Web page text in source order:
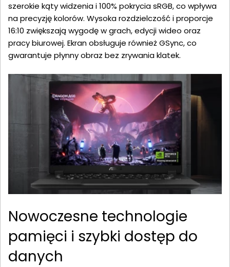
szerokie kąty widzenia i 100% pokrycia sRGB, co wpływa
na precyzję kolorów. Wysoka rozdzielczość i proporcje
16:10 zwiększają wygodę w grach, edycji wideo oraz
pracy biurowej. Ekran obsługuje również GSync, co
gwarantuje płynny obraz bez zrywania klatek.
Nowoczesne technologie
pamięci i szybki dostęp do
danych